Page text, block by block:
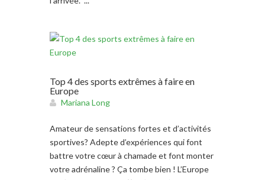
Top 4 des sports extrêmes à faire en
Europe
Mariana Long
Amateur de sensations fortes et d’activités
sportives? Adepte d’expériences qui font
battre votre cœur à chamade et font monter
votre adrénaline ? Ça tombe bien ! L’Europe